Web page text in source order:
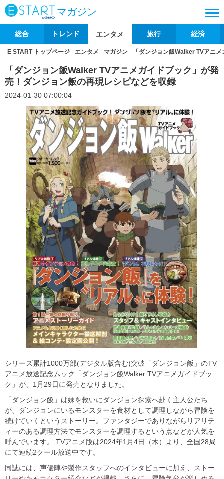
マガジン
総合 トレンド エンタメ 旅行 経済
E START トップページ エンタメ マガジン 「ダンジョン飯Walker TVアニ
「ダンジョン飯Walker TVアニメガイドブック」が発
売！ダンジョン飯の再現レシピなどを収録
2024-01-30 07:00:04
シリーズ累計1000万部(デジタル版含む)突破「ダンジョン飯」のTV
アニメ放送記念ムック「ダンジョン飯Walker TVアニメガイドブッ
ク」が、1月29日に発売となりました。
「ダンジョン飯」は妹を救いにダンジョン探索へ赴く主人公たち
が、ダンジョンにいるモンスターを食材として調理しながら冒険を
続けていくというストーリー。ファンタジーでありながらリアリテ
ィーのある調理方法でモンスターを調理するという点などが人気を
呼んでいます。 TVアニメ版は2024年1月4日（木）より、全国28局
にて連続2クール放送中です。
同誌には、声優陣や製作スタッフへのインタビューに加え、ストー